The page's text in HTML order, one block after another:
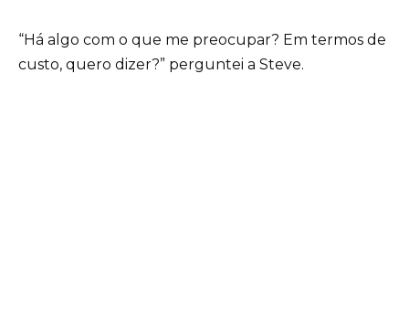
“Há algo com o que me preocupar? Em termos de
custo, quero dizer?” perguntei a Steve.